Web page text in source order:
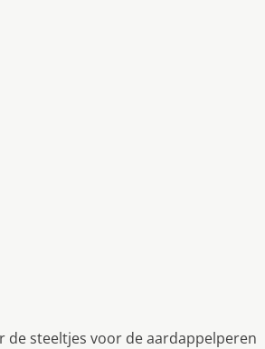
steeltjes voor de aardappelperen